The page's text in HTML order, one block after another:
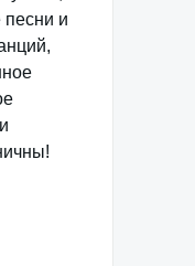
песни и